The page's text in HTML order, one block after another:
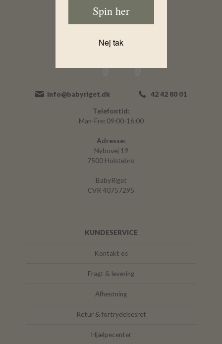
info@babyriget.dk 42 42 80 01
Telefontid:
Man-Fre: 09:00-16:00
Adresse:
Nybovej 19
7500 Holstebro
BabyRiget
CVR 40757295
KUNDESERVICE
Kontakt os
Fragt & levering
Afhentning
Retur & fortrydelsesret
Hjælpecenter
Spin her
Nej tak